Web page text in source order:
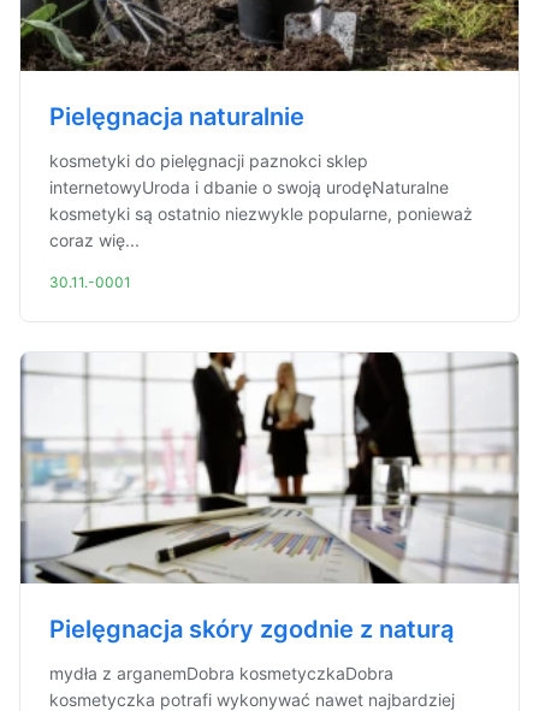
Pielęgnacja naturalnie
kosmetyki do pielęgnacji paznokci sklep
internetowyUroda i dbanie o swoją urodęNaturalne
kosmetyki są ostatnio niezwykle popularne, ponieważ
coraz wię...
30.11.-0001
Pielęgnacja skóry zgodnie z naturą
mydła z arganemDobra kosmetyczkaDobra
kosmetyczka potrafi wykonywać nawet najbardziej